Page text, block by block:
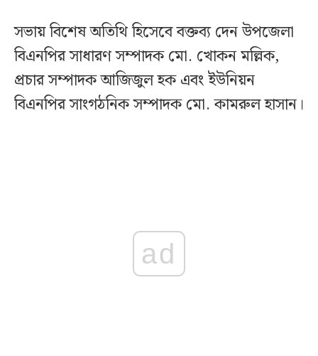
সভায় বিশেষ অতিথি হিসেবে বক্তব্য দেন উপজেলা
বিএনপির সাধারণ সম্পাদক মো. খোকন মল্লিক,
প্রচার সম্পাদক আজিজুল হক এবং ইউনিয়ন
বিএনপির সাংগঠনিক সম্পাদক মো. কামরুল হাসান।
ad